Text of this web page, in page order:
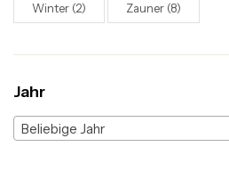
Winter (2) Zauner (8)
Jahr
Beliebige Jahr